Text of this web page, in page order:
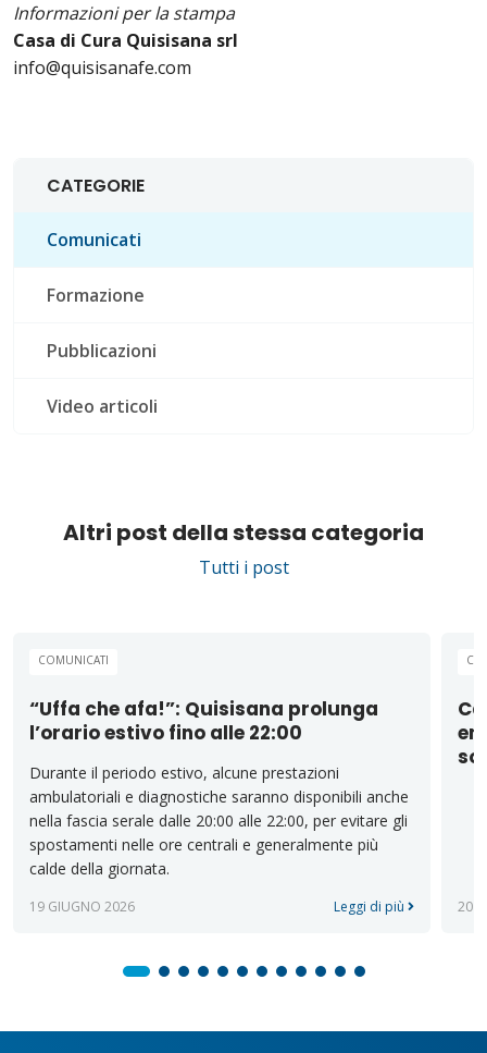
Informazioni per la stampa
Casa di Cura Quisisana srl
info@quisisanafe.com
CATEGORIE
Comunicati
Formazione
Pubblicazioni
Video articoli
Altri post della stessa categoria
Tutti i post
COMUNICATI
“Uffa che afa!”: Quisisana prolunga
l’orario estivo fino alle 22:00
Durante il periodo estivo, alcune prestazioni
ambulatoriali e diagnostiche saranno disponibili anche
nella fascia serale dalle 20:00 alle 22:00, per evitare gli
spostamenti nelle ore centrali e generalmente più
calde della giornata.
19 GIUGNO 2026 Leggi di più 20